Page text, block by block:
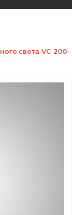
света VC 200-